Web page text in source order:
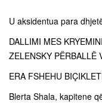
U aksidentua para
DALLIMI MES
ZELENSKY PËRBALLË
ERA FSHEHU
Blerta Shala, kapitene